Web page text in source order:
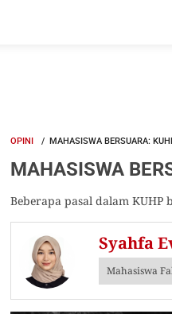
OPINI MAHASISWA BERSUARA:
MAHASISWA
Beberapa pasal dalam KUHP
Syahfa
Mahasiswa